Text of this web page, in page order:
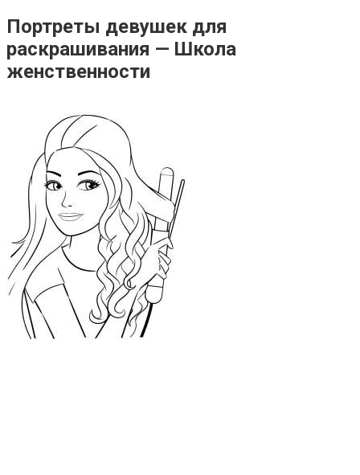
Портреты девушек для
раскрашивания — Школа
женственности